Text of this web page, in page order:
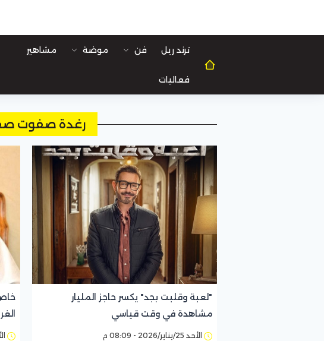
ترند ريل فن موضة مشاهير
فعاليات
رغدة صفوت
"لعبة وقلبت بجد" يكسر حاجز المليار
مشاهدة في وقت قياسي
الأحد 25/يناير/2026 - 08:09 م